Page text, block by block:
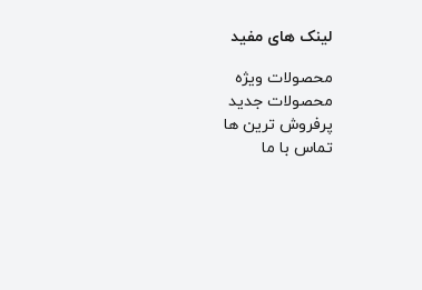
لینک های مفید
محصولات ویژه
محصولات جدید
پرفروش ترین‌ ها
تماس با ما